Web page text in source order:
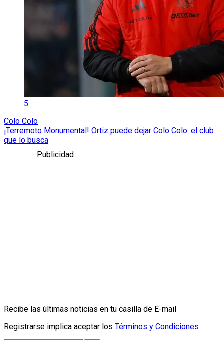
5
Colo Colo
¡Terremoto Monumental! Ortiz puede dejar Colo Colo: el club
que lo busca
Publicidad
Recibe las últimas noticias en tu casilla de E-mail
Registrarse implica aceptar los Términos y Condiciones